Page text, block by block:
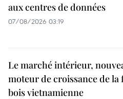
aux centres de données
07/08/2026 03:19
Le marché intérieur,
moteur de croissance de la
bois vietnamienne